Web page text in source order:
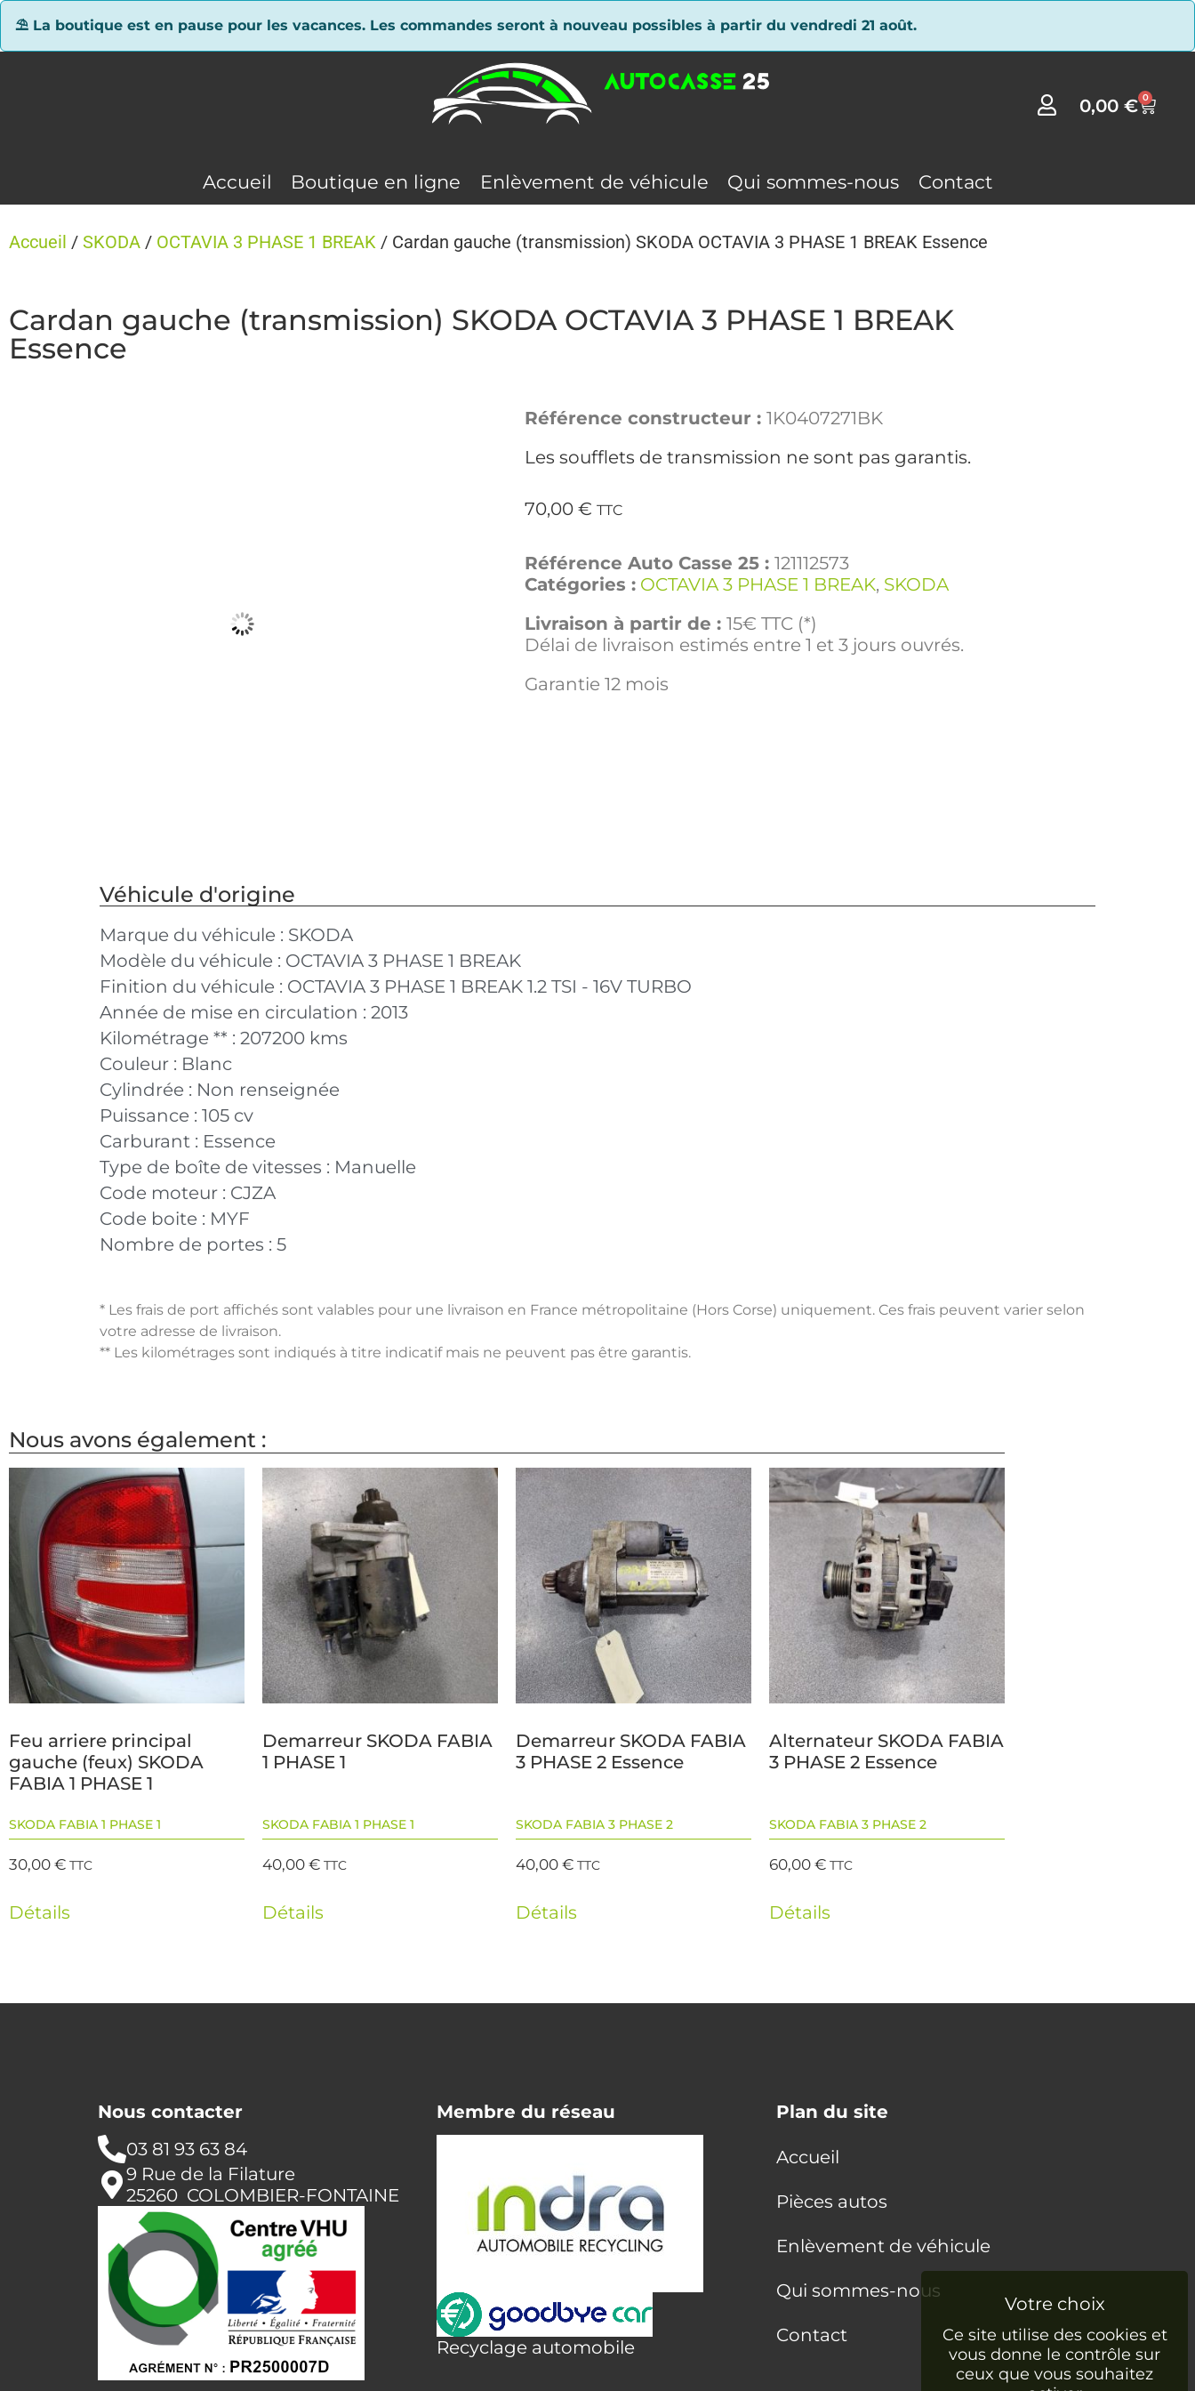
⛱ La boutique est en pause pour les vacances. Les commandes seront à nouveau possibles à partir du vendredi 21 août.
0,00€ 0
Accueil Boutique en ligne Enlèvement de véhicule Qui sommes-nous Contact
Accueil / SKODA / OCTAVIA 3 PHASE 1 BREAK / Cardan gauche (transmission) SKODA OCTAVIA 3 PHASE 1 BREAK Essence
Cardan gauche (transmission) SKODA OCTAVIA 3 PHASE 1 BREAK
Essence
Référence constructeur : 1K0407271BK
Les soufflets de transmission ne sont pas garantis.
70,00 € TTC
Référence Auto Casse 25 : 121112573
Catégories : OCTAVIA 3 PHASE 1 BREAK, SKODA
Livraison à partir de : 15€ TTC (*)
Délai de livraison estimés entre 1 et 3 jours ouvrés.
Garantie 12 mois
Véhicule d'origine
Marque du véhicule : SKODA
Modèle du véhicule : OCTAVIA 3 PHASE 1 BREAK
Finition du véhicule : OCTAVIA 3 PHASE 1 BREAK 1.2 TSI - 16V TURBO
Année de mise en circulation : 2013
Kilométrage ** : 207200 kms
Couleur : Blanc
Cylindrée : Non renseignée
Puissance : 105 cv
Carburant : Essence
Type de boîte de vitesses : Manuelle
Code moteur : CJZA
Code boite : MYF
Nombre de portes : 5
* Les frais de port affichés sont valables pour une livraison en France métropolitaine (Hors Corse) uniquement. Ces frais peuvent varier selon
votre adresse de livraison.
** Les kilométrages sont indiqués à titre indicatif mais ne peuvent pas être garantis.
Nous avons également :
Feu arriere principal
gauche (feux) SKODA
FABIA 1 PHASE 1
SKODA FABIA 1 PHASE 1
30,00€ TTC
Détails
Demarreur SKODA FABIA
1 PHASE 1
SKODA FABIA 1 PHASE 1
40,00€ TTC
Détails
Demarreur SKODA FABIA
3 PHASE 2 Essence
SKODA FABIA 3 PHASE 2
40,00€ TTC
Détails
Alternateur SKODA FABIA
3 PHASE 2 Essence
SKODA FABIA 3 PHASE 2
60,00€ TTC
Détails
Nous contacter
03 81 93 63 84
9 Rue de la Filature
25260 COLOMBIER-FONTAINE
Membre du réseau
Recyclage automobile
Plan du site
Accueil
Pièces autos
Enlèvement de véhicule
Qui sommes-nous
Contact
Panneau de gestion des cookies
Ce site utilise des cookies et
vous donne le contrôle sur
ceux que vous souhaitez